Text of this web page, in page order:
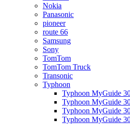
Nokia
Panasonic
pioneer
route 66
Samsung
Sony
TomTom
TomTom Truck
Transonic
Typhoon
Typhoon MyGuide
Typhoon MyGuide
Typhoon MyGuide
Typhoon MyGuide